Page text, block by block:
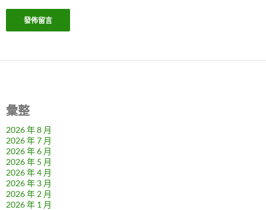
彙整
2026 年 8 月
2026 年 7 月
2026 年 6 月
2026 年 5 月
2026 年 4 月
2026 年 3 月
2026 年 2 月
2026 年 1 月